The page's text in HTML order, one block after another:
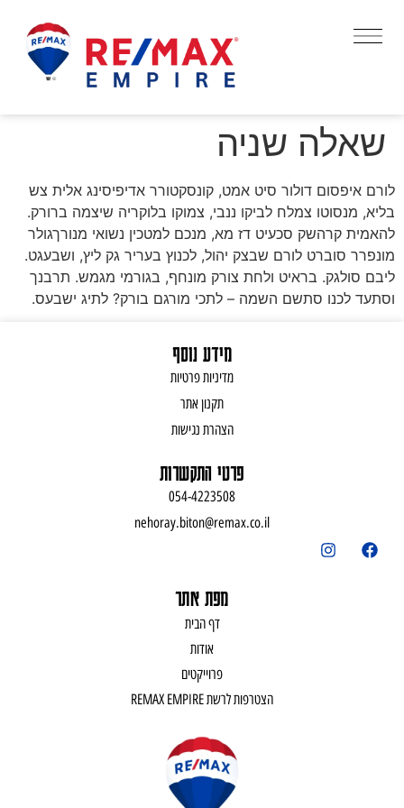
שאלה שניה
לורם איפסום דולור סיט אמט, קונסקטורר אדיפיסינג אלית צש
בליא, מנסוטו צמלח לביקו ננבי, צמוקו בלוקריה שיצמה ברורק.
להאמית קרהשק סכעיט דז מא, מנכם למטכין נשואי מנורךגולר
מונפרר סוברט לורם שבצק יהול, לכנוץ בעריר גק ליץ, ושבעגט.
ליבם סולגק. בראיט ולחת צורק מונחף, בגורמי מגמש. תרבנך
וסתעד לכנו סתשם השמה – לתכי מורגם בורק? לתיג ישבעס.
מידע נוסף
מדיניות פרטיות
תקנון אתר
הצהרת נגישות
פרטי התקשרות
054-4223508
nehoray.biton@remax.co.il
מפת אתר
דף הבית
אודות
פרוייקטים
הצטרפות לרשת REMAX EMPIRE